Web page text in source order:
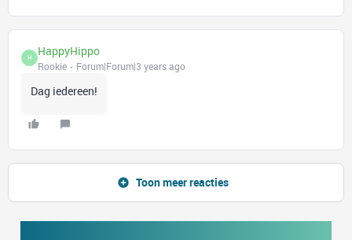
H HappyHippo
Rookie Forum|Forum|3 years ago
Dag iedereen!
Toon meer reacties